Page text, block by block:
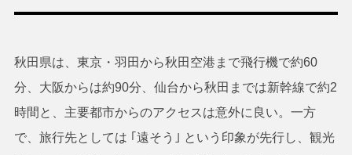
秋田県は、東京・羽田から秋田空港まで飛行機で約60
分、大阪からは約90分、仙台から秋田までは新幹線で約2
時間と、主要都市からのアクセスは意外に良い。一方
で、旅行先としては ｢遠そう｣ という印象が先行し、観光